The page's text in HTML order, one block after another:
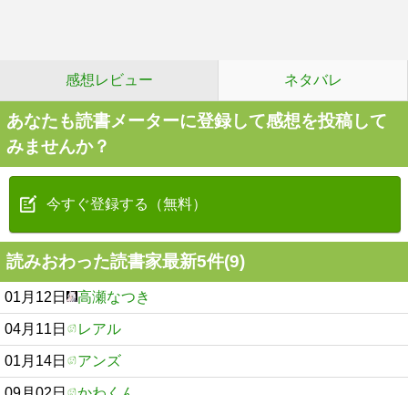
感想レビュー ネタバレ
あなたも読書メーターに登録して感想を投稿して
みませんか？
今すぐ登録する（無料）
読みおわった読書家最新5件(9)
01月12日 高瀬なつき
04月11日 レアル
01月14日 アンズ